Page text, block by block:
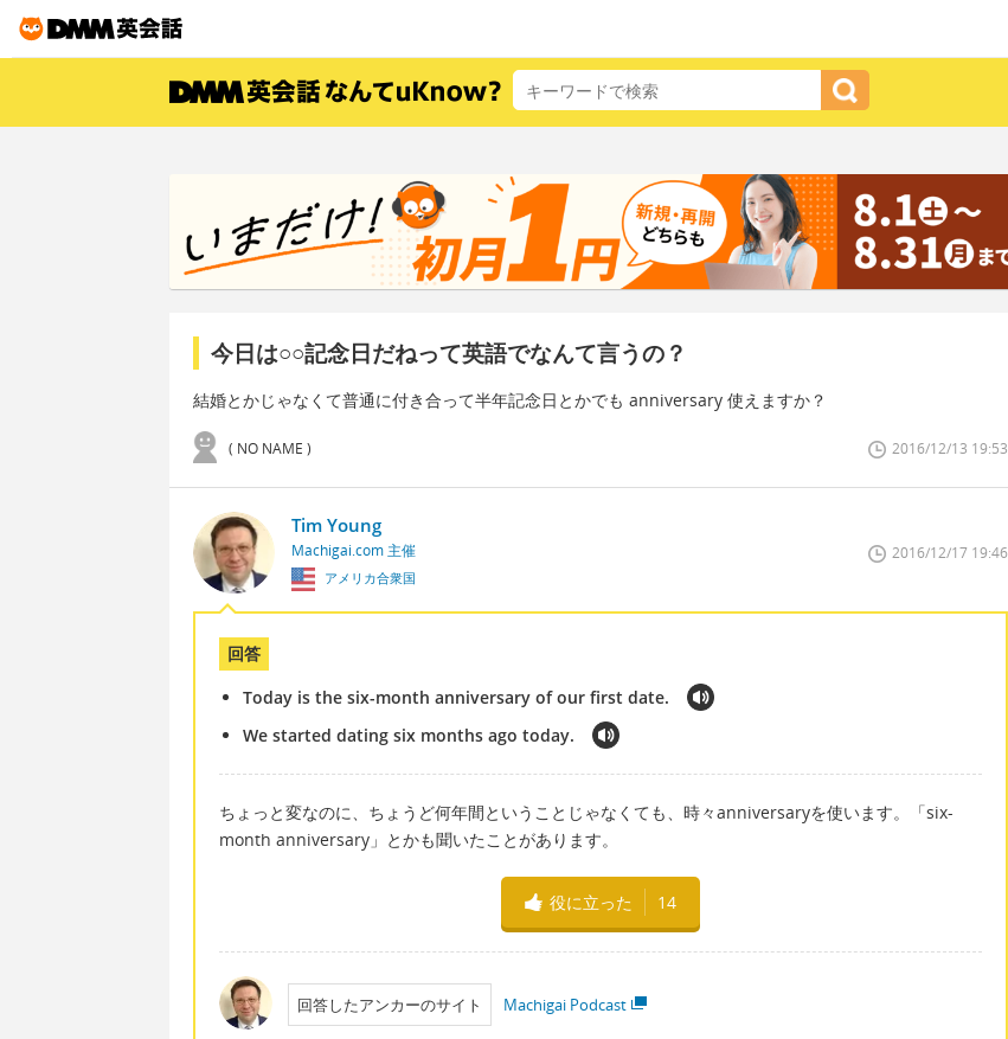
今日は○○記念日だねって英語でなんて言うの？
結婚とかじゃなくて普通に付き合って半年記念日とかでも anniversary 使えますか？
( NO NAME ) 2016/12/13 19:53
Tim Young
Machigai.com 主催
アメリカ合衆国
2016/12/17 19:46
回答
Today is the six-month anniversary of our first date.
We started dating six months ago today.
ちょっと変なのに、ちょうど何年間ということじゃなくても、時々anniversaryを使います。「six-
month anniversary」とかも聞いたことがあります。
役に立った 14
回答したアンカーのサイト Machigai Podcast